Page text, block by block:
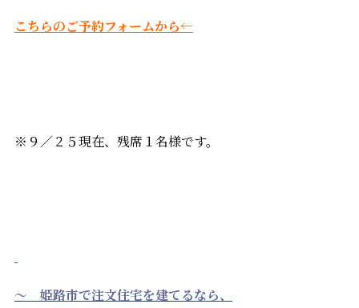
こちらのご予約フォームから←
※９／２５現在、残席１名様です。
～ 姫路市で注文住宅を建てるなら、